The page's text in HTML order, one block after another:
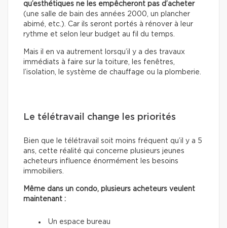
qu’esthétiques ne les empêcheront pas d’acheter
(une salle de bain des années 2000, un plancher
abimé, etc.). Car ils seront portés à rénover à leur
rythme et selon leur budget au fil du temps.
Mais il en va autrement lorsqu’il y a des travaux
immédiats à faire sur la toiture, les fenêtres,
l’isolation, le système de chauffage ou la plomberie.
Le télétravail change les priorités
Bien que le télétravail soit moins fréquent qu’il y a 5
ans, cette réalité qui concerne plusieurs jeunes
acheteurs influence énormément les besoins
immobiliers.
Même dans un condo, plusieurs acheteurs veulent
maintenant :
Un espace bureau